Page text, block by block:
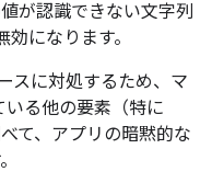
が認識できない文字列
になります。
スに対処するため、マ
いる他の要素 （特に
て、アプリの暗黙的な